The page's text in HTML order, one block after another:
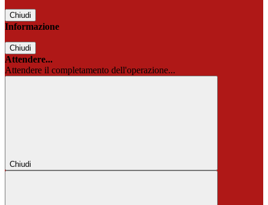
Chiudi
Informazione
Chiudi
Attendere...
Attendere il completamento dell'operazione...
Chiudi